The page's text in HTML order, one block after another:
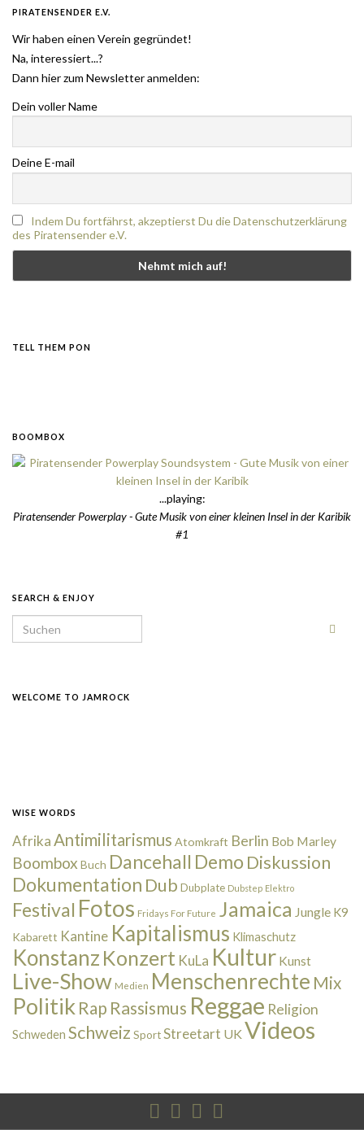
PIRATENSENDER E.V.
Wir haben einen Verein gegründet!
Na, interessiert...?
Dann hier zum Newsletter anmelden:
Dein voller Name
Deine E-mail
Indem Du fortfährst, akzeptierst Du die Datenschutzerklärung
des Piratensender e.V.
TELL THEM PON
BOOMBOX
...playing:
Piratensender Powerplay - Gute Musik von einer kleinen Insel in der Karibik
#1
SEARCH & ENJOY
Search for:
WELCOME TO JAMROCK
WISE WORDS
AfrikaAntimilitarismus Atomkraft Berlin Bob Marley
Boombox Buch Dancehall Demo Diskussion
Dokumentation Dub Dubplate Dubstep Elektro
Festival Fotos Fridays For Future Jamaica Jungle K9
Kabarett Kantine Kapitalismus Klimaschutz
Konstanz Konzert KuLa Kultur Kunst
Live-Show Medien Menschenrechte Mix
Politik Rap Rassismus Reggae Religion
Schweden Schweiz SportStreetart UKVideos